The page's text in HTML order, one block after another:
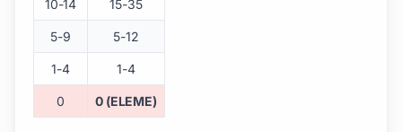
10-14 15-35
5-9 5-12
1-4 1-4
0 0 (ELEME)